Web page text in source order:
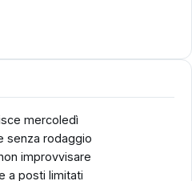
mercoledì
senza rodaggio
improvvisare
a posti limitati